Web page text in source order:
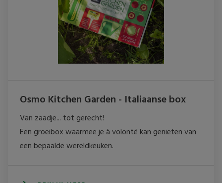
Osmo Kitchen Garden - Italiaanse box
Van zaadje... tot gerecht!
Een groeibox waarmee je à volonté kan genieten van
een bepaalde wereldkeuken.